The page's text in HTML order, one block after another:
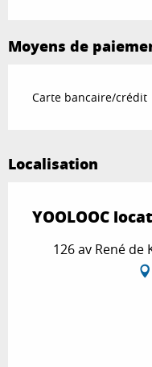
Moyens de
Carte bancaire/crédit
Localisation
YOOLOOC
126 av René de